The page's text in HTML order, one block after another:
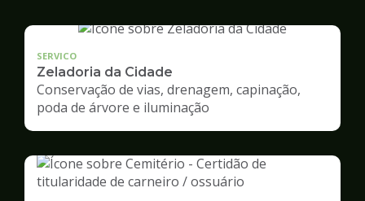
SERVICO
Zeladoria da Cidade
Conservação de vias, drenagem, capinação,
poda de árvore e iluminação